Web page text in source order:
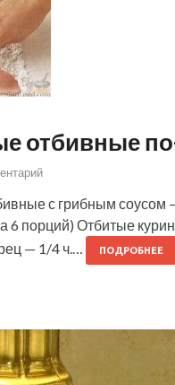
отбивные
с грибным соусом
6 порций) Отбитые
— 1/4 ч.…
ПОДРОБНЕЕ